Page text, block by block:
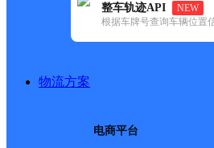
整车轨迹API
NEW
根据车牌号查询车辆位置
物流方案
电商平台
所属快递：中通快递
所属区域：新疆维吾尔自治区-
网点地址：西山农场聚兴街270
网点负责人：